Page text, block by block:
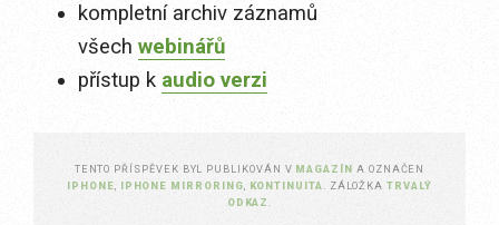
kompletní archiv záznamů
všech webinářů
přístup k audio verzi
TENTO PŘÍSPĚVEK BYL PUBLIKOVÁN V MAGAZÍN A OZNAČEN
IPHONE
IPHONE MIRRORING KONTINUITA . ZÁLOŽKATRVALÝ
ODKAZ